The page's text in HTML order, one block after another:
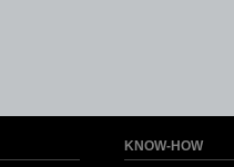
KNOW-HOW